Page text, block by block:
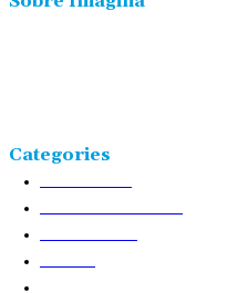
Categories